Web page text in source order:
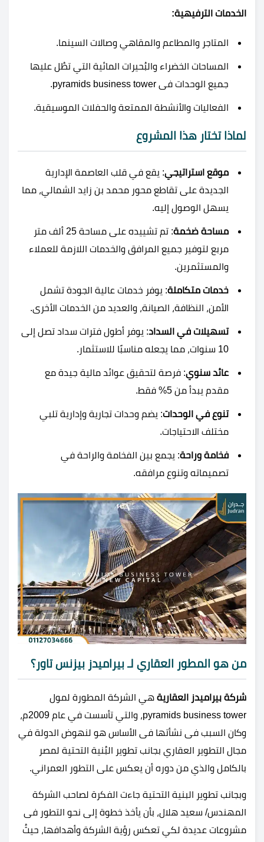
الخدمات الترفيهية:
المتاجر والمطاعم والمقاهي وصالات السينما.
المساحات الخضراء والبُحيرات المائية التي تطُل عليها
جميع الوحدات فى pyramids business tower.
الفعاليات والأنشطة الممتعة والحفلات الموسيقية.
لماذا تختار هذا المشروع
موقع استراتيجي: يقع في قلب العاصمة الإدارية
الجديدة على تقاطع محور محمد بن زايد الشمالي، مما
يسهل الوصول إليه.
مساحة ضخمة
: تم تشييده على مساحة 25 ألف متر
مربع لتوفير جميع المرافق والخدمات اللازمة للعملاء
والمستثمرين.
خدمات متكاملة: يوفر خدمات عالية الجودة تشمل
الأمن، النظافة، الصيانة، والعديد من الخدمات الأخرى.
تسهيلات في السداد: يوفر أطول فترات سداد تصل إلى
10 سنوات، مما يجعله مناسبًا للاستثمار.
عائد سنوي: فرصة لتحقيق عوائد مالية جيدة مع
مقدم يبدأ من 5% فقط.
تنوع في الوحدات: يضم وحدات تجارية وإدارية تلبي
مختلف الاحتياجات.
فخامة وراحة: يجمع بين الفخامة والراحة في
تصميماته وتنوع مرافقه.
من هو المطور العقاري لـ بيراميدز بيزنس تاور؟
شركة بيراميدز العقارية هي الشركة المطورة لمول
pyramids business tower، والتي تأسست في عام 2009م،
وكان السبب فى نشأتها فى الأساس هو لنهوض الدولة في
مجال التطوير العقاري بجانب تطوير البُنية التحتية لمصر
بالكامل والذي من دوره أن يعكس على التطور العمراني.
وبجانب تطوير البنية التحتية جاءت الفكرة لصاحب الشركة
المهندس/ سعيد هلال، بأن يأخذ خطوة إلى نحو التطور فى
مشروعات عديدة لكي تعكس رؤية الشركة وأهدافها، حيثُ